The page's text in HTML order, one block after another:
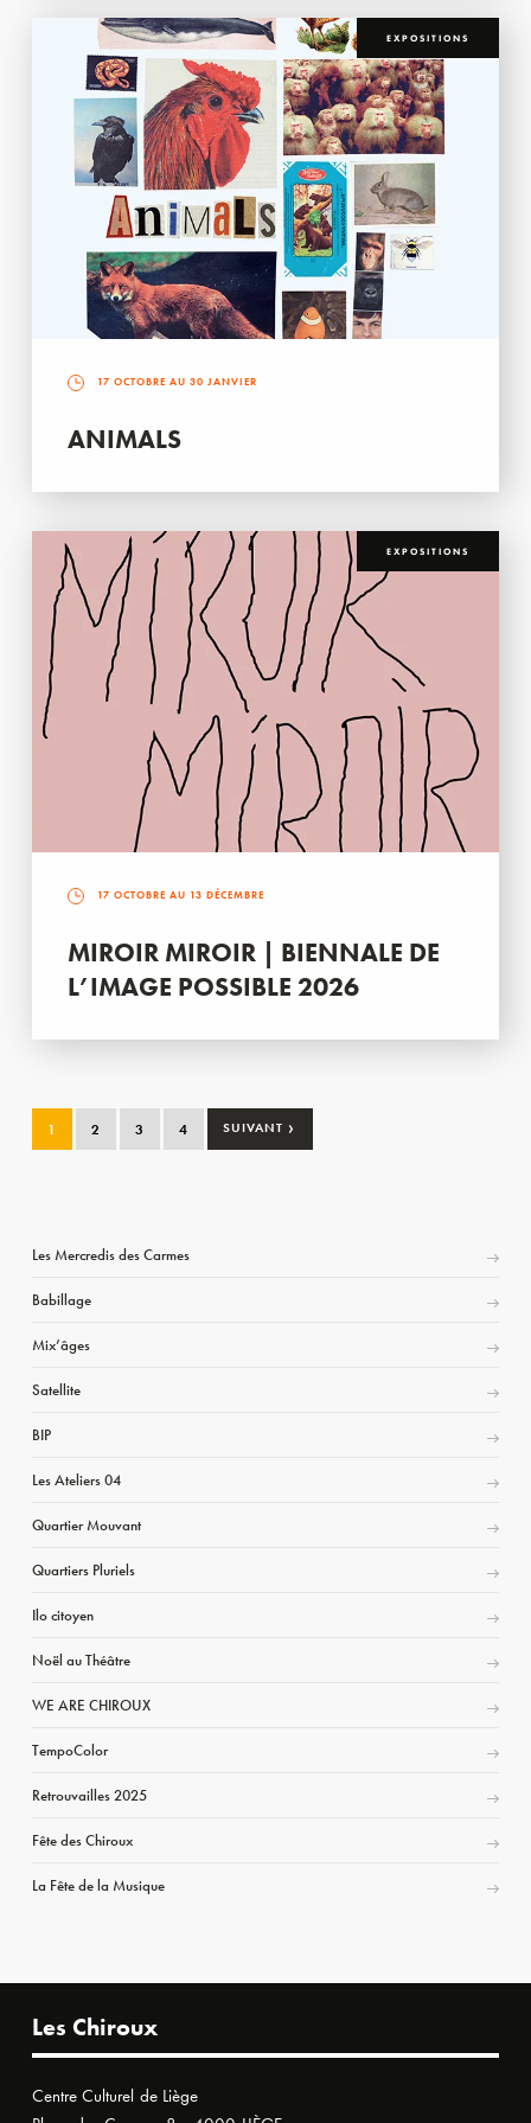
EXPOSITIONS
17 OCTOBRE AU 30 JANVIER
ANIMALS
EXPOSITIONS
17 OCTOBRE AU 13 DÉCEMBRE
MIROIR MIROIR | BIENNALE DE
L’IMAGE POSSIBLE 2026
1 2 3 4 SUIVANT ›
Les Mercredis des Carmes
Babillage
Mix’âges
Satellite
BIP
Les Ateliers 04
Quartier Mouvant
Quartiers Pluriels
Ilo citoyen
Noël au Théâtre
WE ARE CHIROUX
TempoColor
Retrouvailles 2025
Fête des Chiroux
La Fête de la Musique
Les Chiroux
Centre Culturel de Liège